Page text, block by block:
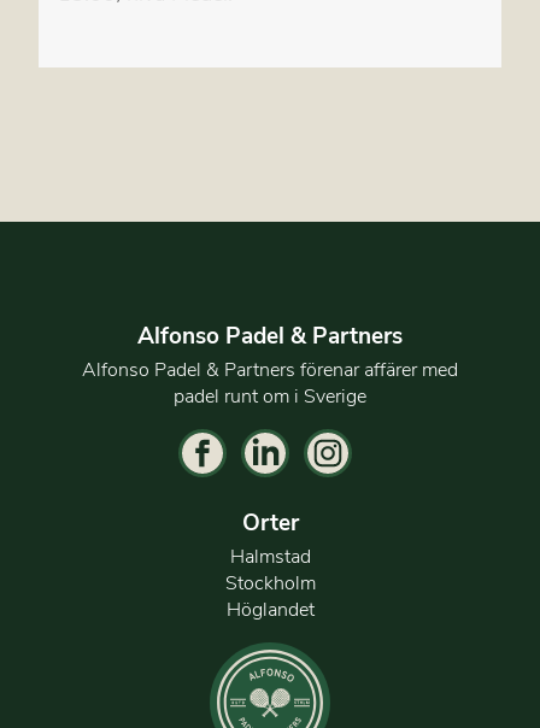
Alfonso Padel & Partners
Alfonso Padel & Partners förenar affärer med
padel runt om i Sverige
Orter
Halmstad
Stockholm
Höglandet